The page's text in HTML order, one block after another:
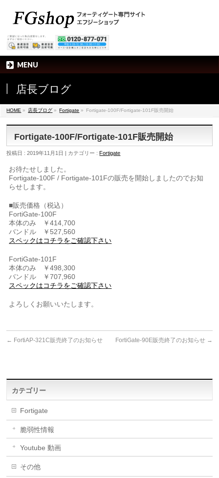
MENU
店長ブログ
HOME » 店長ブログ » Fortigate » Fortigate-100F/Fortigate-101F販売開始
Fortigate-100F/Fortigate-101F販売開始
投稿日 : 2019年11月1日 カテゴリー : Fortigate
お待たせしました。
Fortigate-100F / Fortigate-101Fの販売を開始しましたのでお知
らせします。
■販売価格（税込）
FortiGate-100F
本体のみ ￥414,700
バンドル ￥527,560
スペックはコチラをご確認下さい
FortiGate-101F
本体のみ ￥498,300
バンドル ￥707,960
スペックはコチラをご確認下さい
よろしくお願いいたします。
← FortiAP-321C販売終了のお知らせ FortiGate-90E販売終了のお知らせ →
カテゴリー
Fortigate
脆弱性情報
Youtube 動画
その他